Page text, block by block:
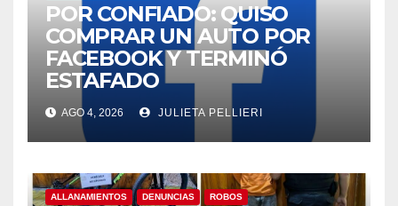
POR CONFIADO: QUISO
COMPRAR UN AUTO POR
FACEBOOK Y TERMINÓ
ESTAFADO
AGO 4, 2026 JULIETA PELLIERI
ALLANAMIENTOS DENUNCIAS ROBOS